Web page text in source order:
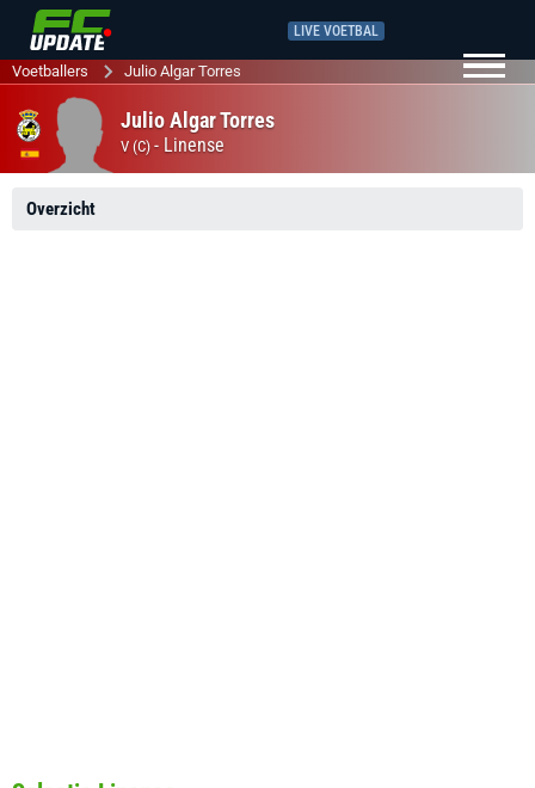
LIVE VOETBAL
Voetballers Julio Algar Torres
Julio Algar Torres
V (C) - Linense
Overzicht